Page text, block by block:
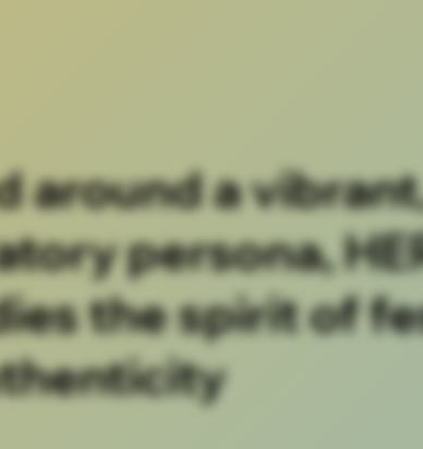
around a
persona,
the spirit of